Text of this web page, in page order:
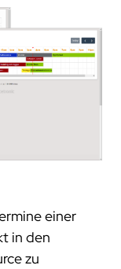
einer
in den
zu